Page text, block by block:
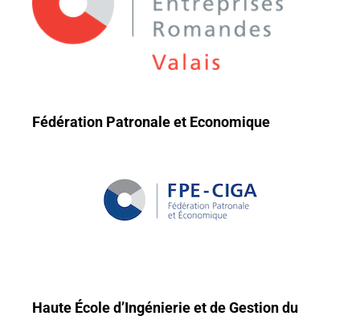
Fédération Patronale et Economique
Haute École d’Ingénierie et de Gestion du